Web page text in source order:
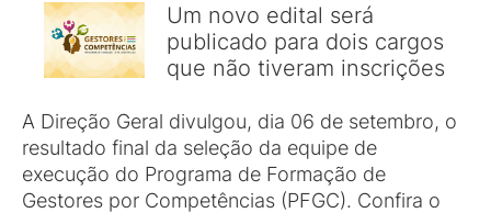
Um novo edital será
publicado para dois cargos
que não tiveram inscrições
A Direção Geral divulgou, dia 06 de setembro, o
resultado final da seleção da equipe de
execução do Programa de Formação de
Gestores por Competências (PFGC). Confira o